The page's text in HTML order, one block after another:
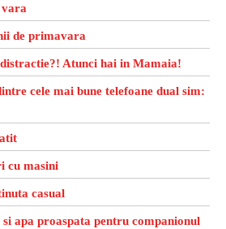
vara
de primavara
Atunci hai in Mamaia!
cele mai bune telefoane dual sim:
cu masini
casual
apa proaspata pentru companionul